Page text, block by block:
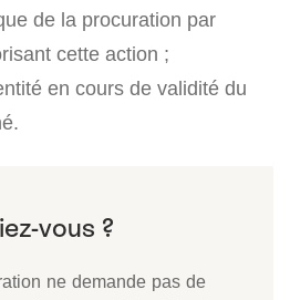
de la procuration par
cette action ;
en cours de validité du
ne demande pas de